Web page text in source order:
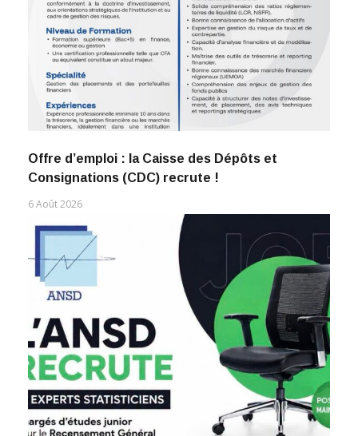
Offre d’emploi : la Caisse des Dépôts et
Consignations (CDC) recrute !
6 Août 2026